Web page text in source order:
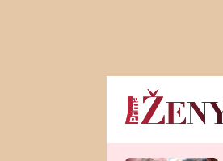
Horoskopy